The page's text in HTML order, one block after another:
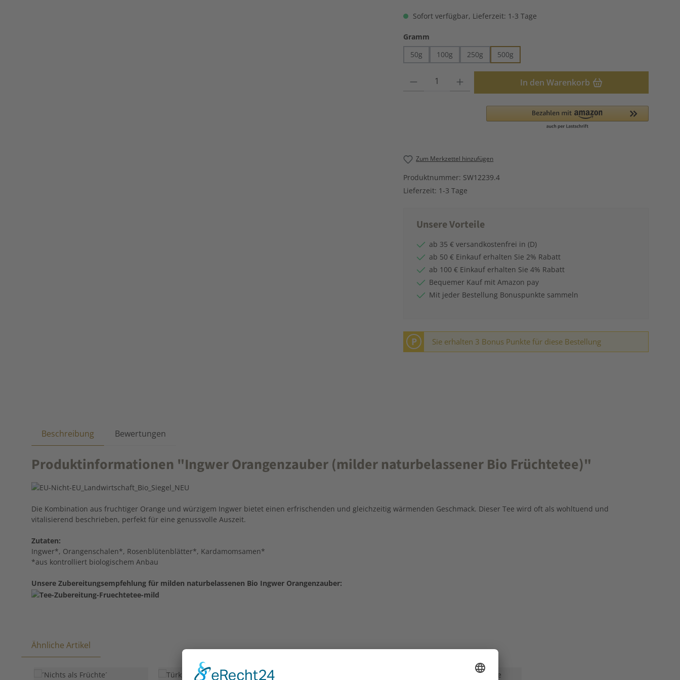
Sofort verfügbar, Lieferzeit: 1-3 Tage
Gramm
50g
100g 250g 500g
Produkt Anzahl: Gib den gewünschten Wert ein oder benutze die Schaltflächen
In den Warenkorb
Zum Merkzettel hinzufügen
Produktnummer: SW12239.4
Lieferzeit: 1-3 Tage
Unsere Vorteile
ab 35 € versandkostenfrei in (D)
ab 50 € Einkauf erhalten Sie 2% Rabatt
ab 100 € Einkauf erhalten Sie 4% Rabatt
Bequemer Kauf mit Amazon pay
Mit jeder Bestellung Bonuspunkte sammeln
P Sie erhalten 3 Bonus Punkte für diese Bestellung
Beschreibung Bewertungen
Produktinformationen "Ingwer Orangenzauber (milder naturbelassener Bio Früchtetee)"
Die Kombination aus fruchtiger Orange und würzigem Ingwer bietet einen erfrischenden und gleichzeitig wärmenden Geschmack. Dieser Tee wird oft als wohltuend und
vitalisierend beschrieben, perfekt für eine genussvolle Auszeit.
Zutaten:
Ingwer*, Orangenschalen*, Rosenblütenblätter*, Kardamomsamen*
*aus kontrolliert biologischem Anbau
Unsere Zubereitungsempfehlung für milden naturbelassenen Bio Ingwer Orangenzauber:
Ähnliche Artikel
Produktgalerie überspringen